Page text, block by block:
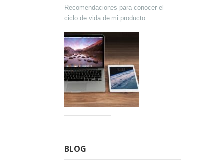
Recomendaciones para conocer el
ciclo de vida de mi producto
BLOG